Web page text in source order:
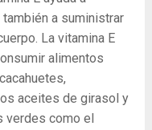
a suministrar
La vitamina E
alimentos
aceites de girasol y
verdes como el